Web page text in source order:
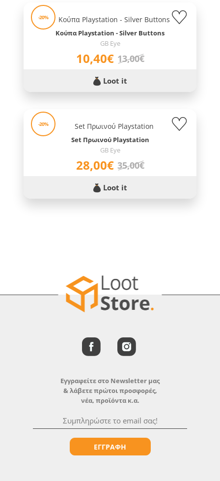
-20%
Κούπα Playstation - Silver Buttons
GB Eye
10,40€ 13,00€
Loot it
-20%
Set Πρωινού Playstation
GB Eye
28,00€ 35,00€
Loot it
Εγγραφείτε στο Newsletter μας
& λάβετε πρώτοι προσφορές,
νέα, προϊόντα κ.α.
ΕΓΓΡΑΦΗ